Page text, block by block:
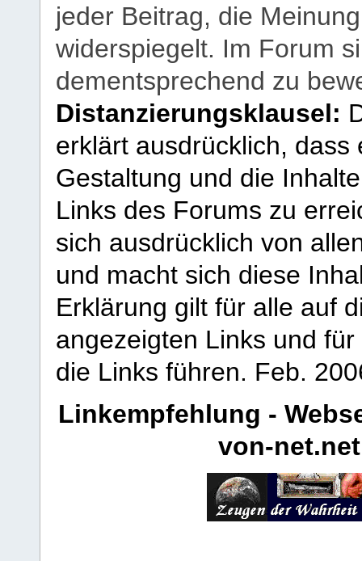
jeder Beitrag, die
widerspiegelt. Im Forum
dementsprechend zu
Distanzierungsklausel:
erklärt ausdrücklich,
Gestaltung und die
Links des Forums zu
sich ausdrücklich von
und macht sich diese
Erklärung gilt für alle auf
angezeigten Links und
die Links führen. Feb.
Linkempfehlung -
von-net.net